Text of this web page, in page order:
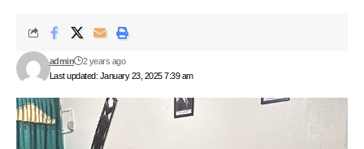
Last updated: January 23, 2025 7:39 am
admin 2 years ago